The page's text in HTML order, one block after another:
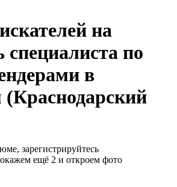
на
специалиста по
в
(Краснодарский
зарегистрируйтесь
ещё 2 и откроем фото